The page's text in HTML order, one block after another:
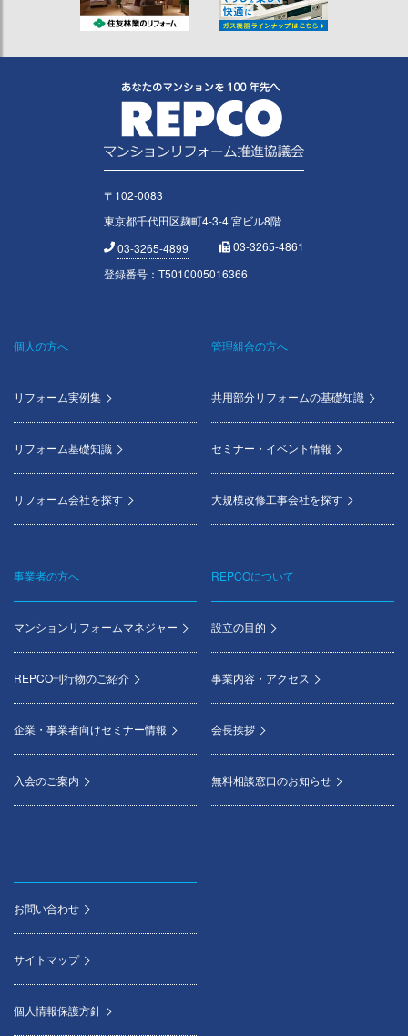
〒102-0083
東京都千代田区麹町4-3-4 宮ビル8階
03-3265-4899
03-3265-4861
登録番号：T5010005016366
Footer
menu
個人の方へ
リフォーム実例集
リフォーム基礎知識
リフォーム会社を探す
管理組合の方へ
共用部分リフォームの基礎知識
セミナー・イベント情報
大規模改修工事会社を探す
事業者の方へ
マンションリフォームマネジャー
REPCO刊行物のご紹介
企業・事業者向けセミナー情報
入会のご案内
REPCOについて
設立の目的
事業内容・アクセス
会長挨拶
無料相談窓口のお知らせ
お問い合わせ
サイトマップ
個人情報保護方針